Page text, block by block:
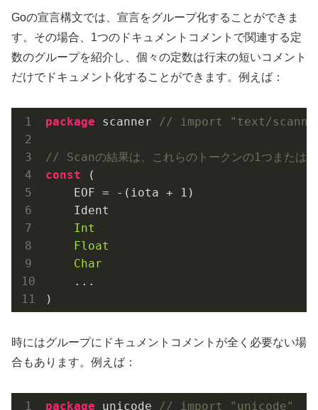
Goの宣言構文では、宣言をグループ化することができま
す。その場合、1つのドキュメントコメントで関連する定
数のグループを紹介し、個々の定数は行末の短いコメント
だけでドキュメント化することができます。例えば：
package scanner // import "text/
// Scanの結果は、これらのトークンの1つまたは
const (
    EOF = -(iota +
1 )
    Ident
Int
Float
Char
    ...
時にはグループにドキュメントコメントが全く必要ない場
合もあります。例えば：
package unicode // import "unicode"